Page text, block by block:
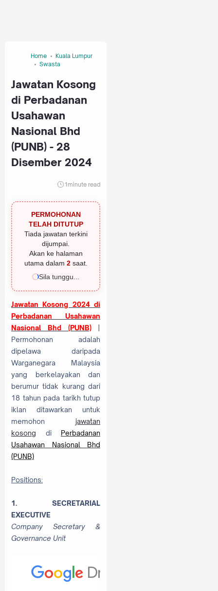
Home
Kuala Lumpur
Swasta
Jawatan Kosong
di Perbadanan
Usahawan
Nasional Bhd
(PUNB) - 28
Disember 2024
1 minute read
PERMOHONAN
TELAH DITUTUP
Tiada jawatan terkini
dijumpai.
Akan ke halaman
utama dalam 1saat.
Sila tunggu...
Jawatan Kosong 2024 di
Perbadanan Usahawan
Nasional Bhd (PUNB)
Permohonan adalah
dipelawa daripada
Warganegara Malaysia
yang berkelayakan dan
berumur tidak kurang dari
18 tahun pada tarikh tutup
iklan ditawarkan untuk
memohon jawatan
kosong di Perbadanan
Usahawan Nasional Bhd
(PUNB)
Positions:
1. SECRETARIAL
EXECUTIVE
Company Secretary &
Governance Unit